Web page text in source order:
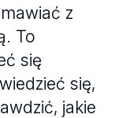
z
To
się
się,
jakie